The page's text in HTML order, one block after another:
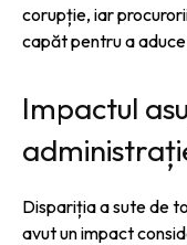
corupție, iar
capăt pentru a
Impactul
Dispariția a sute de
avut un impact